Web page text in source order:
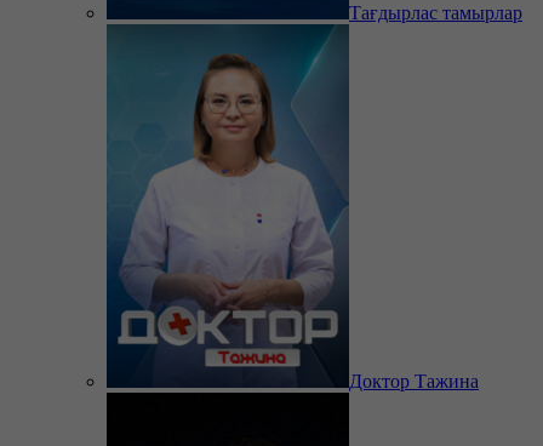
Тағдырлас тамырлар
Доктор Тажина